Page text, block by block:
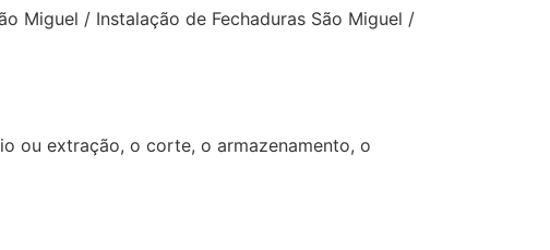
Miguel / Instalação de Fechaduras São Miguel /
ou extração, o corte, o armazenamento, o